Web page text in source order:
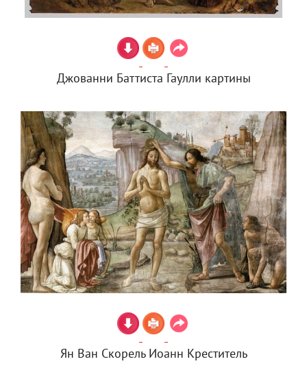
Джованни Баттиста Гаулли картины
Ян Ван Скорель Иоанн Креститель